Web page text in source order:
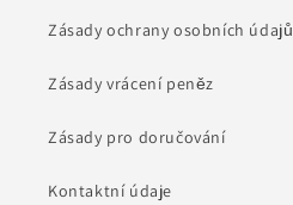
Zásady ochrany osobních údajů
Zásady vrácení peněz
Zásady pro doručování
Kontaktní údaje